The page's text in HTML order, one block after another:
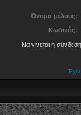
Όνομα μέλους:
Κωδικός:
Να γίνεται η
Έχω